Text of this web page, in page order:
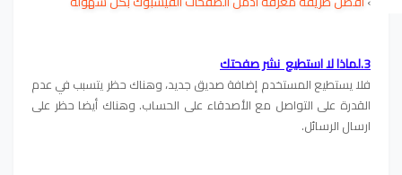
3.لماذا لا استطيع نشر صفحتك
فلا يستطيع المستخدم إضافة صديق جديد، وهناك حظر يتسبب في عدم
القدرة على التواصل مع الأصدقاء على الحساب. وهناك أيضا حظر على
ارسال الرسائل.